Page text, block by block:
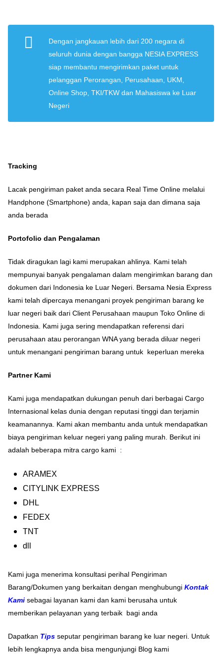
Dengan jangkauan lebih dari 200 negara di
seluruh dunia dengan bangga NESIA EXPRESS
siap membantu mengirimkan paket untuk
pelanggan Perorangan, Perusahaan, UKM,
Online Shop, TKI/TKW dan Mahasiswa ke Luar
Negeri
Tracking
Lacak pengiriman paket anda secara Real Time Online melalui
Handphone (Smartphone) anda, kapan saja dan dimana saja
anda berada
Portofolio dan Pengalaman
Tidak diragukan lagi kami merupakan ahlinya. Kami telah
mempunyai banyak pengalaman dalam mengirimkan barang dan
dokumen dari Indonesia ke Luar Negeri. Bersama Nesia Express
kami telah dipercaya menangani proyek pengiriman barang ke
luar negeri baik dari Client Perusahaan maupun Toko Online di
Indonesia. Kami juga sering mendapatkan referensi dari
perusahaan atau perorangan WNA yang berada diluar negeri
untuk menangani pengiriman barang untuk keperluan mereka
Partner Kami
Kami juga mendapatkan dukungan penuh dari berbagai Cargo
Internasional kelas dunia dengan reputasi tinggi dan terjamin
keamanannya. Kami akan membantu anda untuk mendapatkan
biaya pengiriman keluar negeri yang paling murah. Berikut ini
adalah beberapa mitra cargo kami :
ARAMEX
CITYLINK EXPRESS
DHL
FEDEX
TNT
dll
Kami juga menerima konsultasi perihal Pengiriman
Barang/Dokumen yang berkaitan dengan menghubungi Kontak
Kami sebagai layanan kami dan kami berusaha untuk
memberikan pelayanan yang terbaik bagi anda
Dapatkan Tips seputar pengiriman barang ke luar negeri. Untuk
lebih lengkapnya anda bisa mengunjungi Blog kami